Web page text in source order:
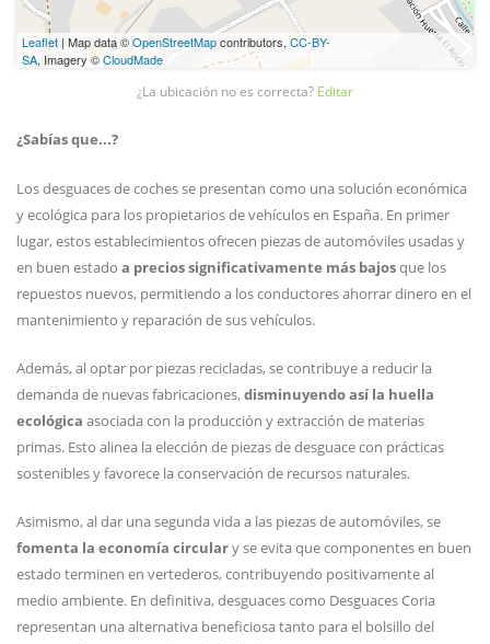
Leaflet | Map data ©OpenStreetMapcontributors, CC-BY-
SA, Imagery ©CloudMade
¿La ubicación no es correcta? Editar
¿Sabías que...?
Los desguaces de coches se presentan como una solución económica
y ecológica para los propietarios de vehículos en España. En primer
lugar, estos establecimientos ofrecen piezas de automóviles usadas y
en buen estado a precios significativamente más bajosque los
repuestos nuevos, permitiendo a los conductores ahorrar dinero en el
mantenimiento y reparación de sus vehículos.
Además, al optar por piezas recicladas, se contribuye a reducir la
demanda de nuevas fabricaciones,disminuyendo así la huella
ecológica asociada con la producción y extracción de materias
primas. Esto alinea la elección de piezas de desguace con prácticas
sostenibles y favorece la conservación de recursos naturales.
Asimismo, al dar una segunda vida a las piezas de automóviles, se
fomenta la economía circulary se evita que componentes en buen
estado terminen en vertederos, contribuyendo positivamente al
medio ambiente. En definitiva, desguaces como Desguaces Coria
representan una alternativa beneficiosa tanto para el bolsillo del